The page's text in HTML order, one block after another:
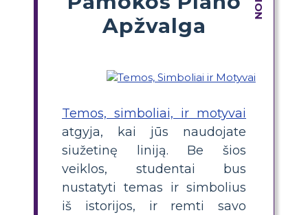
Apžvalga
Temos, simboliai, ir motyvai
atgyja, kai jūs naudojate
siužetinę liniją. Be šios
veiklos, studentai bus
nustatyti temas ir simbolius
iš istorijos, ir remti savo